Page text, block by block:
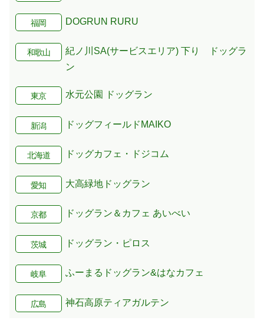
福岡 DOGRUN RURU
和歌山
紀ノ川SA(サービスエリア) 下り ドッグラ
ン
東京 水元公園 ドッグラン
新潟 ドッグフィールドMAIKO
北海道 ドッグカフェ・ドジコム
愛知 大高緑地ドッグラン
京都 ドッグラン＆カフェ あいべい
茨城 ドッグラン・ピロス
岐阜 ふーまるドッグラン&はなカフェ
広島 神石高原ティアガルテン